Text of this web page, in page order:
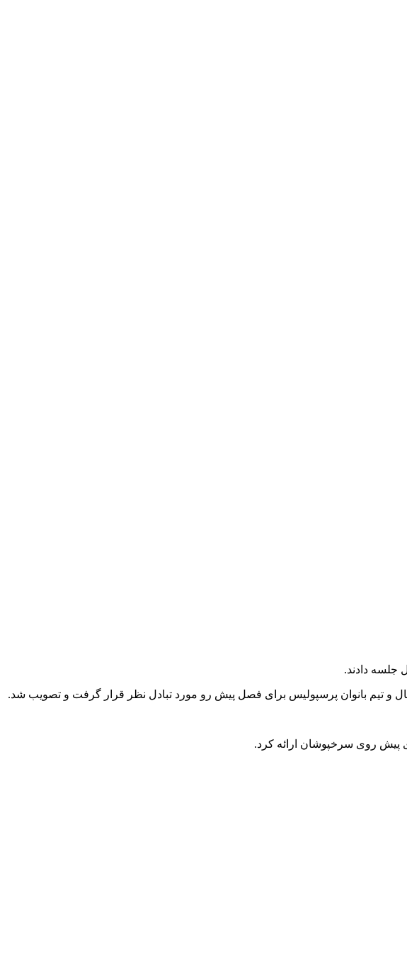
جلسه دادند.
و تیم بانوان پرسپولیس برای فصل پیش رو مورد تبادل نظر قرار گرفت و تصویب شد.
پیش روی سرخپوشان ارائه کرد.